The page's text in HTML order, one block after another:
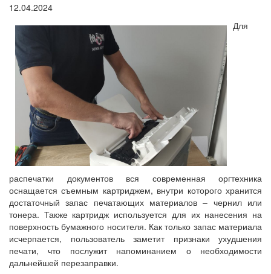
12.04.2024
Для
распечатки документов вся современная оргтехника
оснащается съемным картриджем, внутри которого хранится
достаточный запас печатающих материалов – чернил или
тонера. Также картридж используется для их нанесения на
поверхность бумажного носителя. Как только запас материала
исчерпается, пользователь заметит признаки ухудшения
печати, что послужит напоминанием о необходимости
дальнейшей перезаправки.